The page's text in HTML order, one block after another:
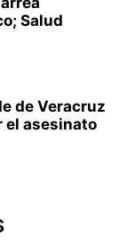
Salud
de Veracruz
el asesinato